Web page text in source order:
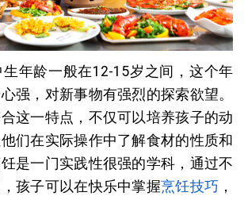
年龄一般在12-15岁之间，这个年
强，对新事物有强烈的探索欲望。
这一特点，不仅可以培养孩子的动
们在实际操作中了解食材的性质和
是一门实践性很强的学科，通过不
孩子可以在快乐中掌握烹饪技巧 ，